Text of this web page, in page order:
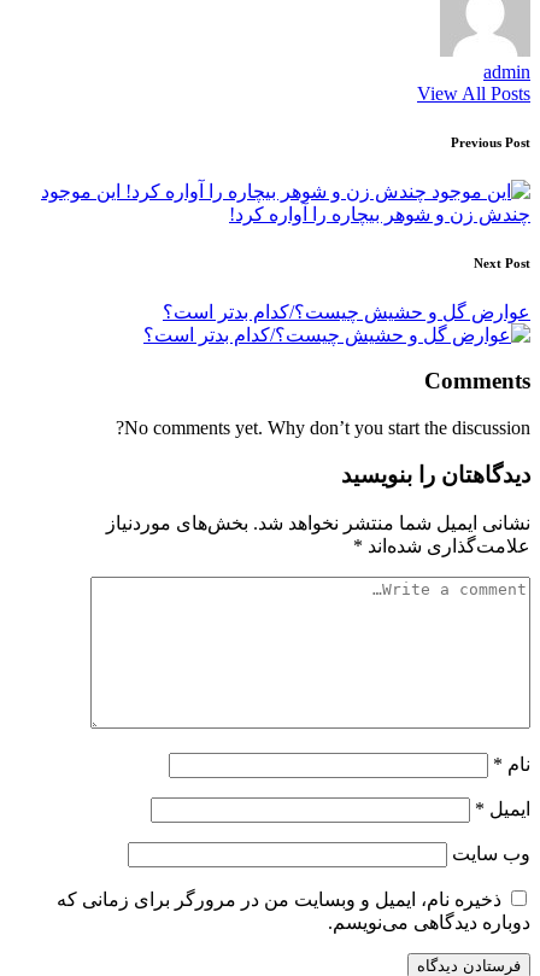
admin
View All Posts
Post
navigation
Previous Post
این موجود
چندش زن و شوهر بیچاره را آواره کرد!
Next Post
عوارض گل و حشیش چیست؟/کدام بدتر است؟
Comments
No comments yet. Why don’t you start the discussion?
دیدگاهتان را بنویسید
نشانی ایمیل شما منتشر نخواهد شد. بخش‌های موردنیاز
علامت‌گذاری شده‌اند *
نام *
ایمیل *
وب‌ سایت
ذخیره نام، ایمیل و وبسایت من در مرورگر برای زمانی که
دوباره دیدگاهی می‌نویسم.